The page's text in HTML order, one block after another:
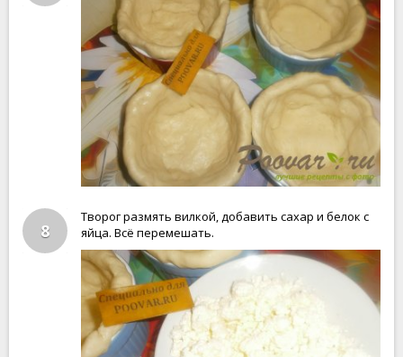
8
Творог размять вилкой, добавить сахар и белок с
яйца. Всё перемешать.